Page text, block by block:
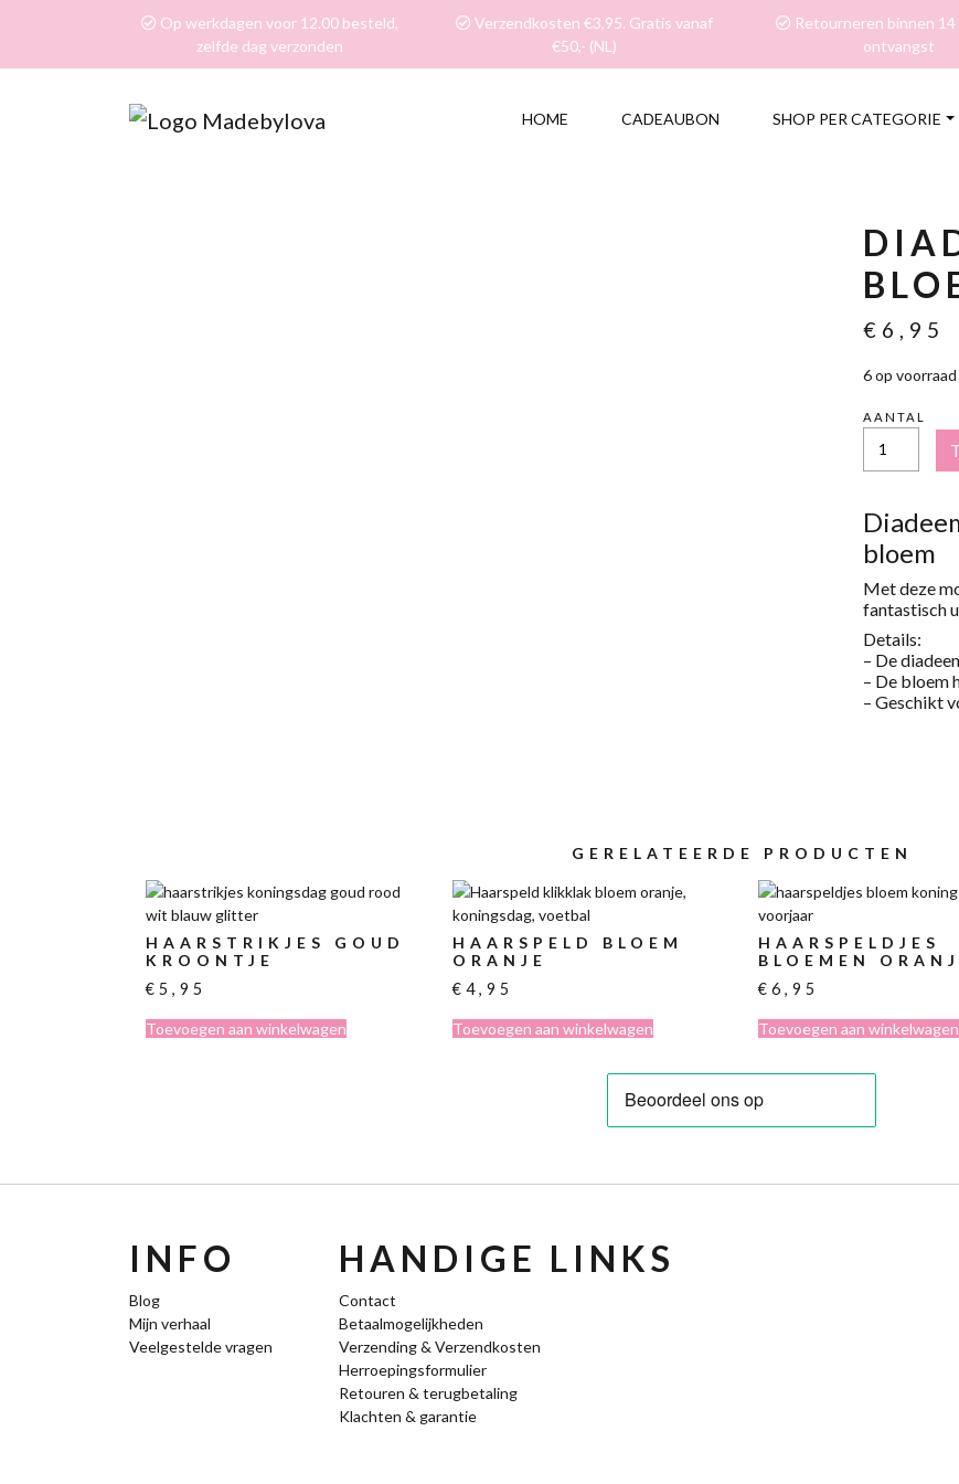
Op werkdagen voor 12.00 besteld,
zelfde dag verzonden
Verzendkosten €3,95. Gratis vanaf
€50,- (NL)
Retourneren binnen 14
ontvangst
HOME CADEAUBON SHOP PER CATEGORIE
€ 6,95
6 op voorraad
AANTAL
ORANJE
BLOEM
bloem
Met deze
fantastisch
Details:
– De
– De bloem
– Geschikt
GERELATEERDE PRODUCTEN
HAARSTRIKJES GOUD
KROONTJE
€ 5,95
Toevoegen aan winkelwagen
HAARSPELD BLOEM
ORANJE
€ 4,95
Toevoegen aan winkelwagen
HAARSPELDJES
BLOEMEN
€ 6,95
Toevoegen aan winkelwagen
INFO
Blog
Mijn verhaal
Veelgestelde vragen
HANDIGE LINKS
Contact
Betaalmogelijkheden
Verzending & Verzendkosten
Herroepingsformulier
Retouren & terugbetaling
Klachten & garantie